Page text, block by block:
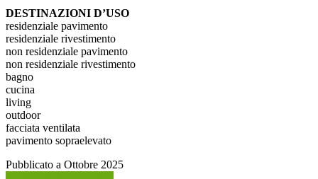
DESTINAZIONI D’USO
residenziale pavimento
residenziale rivestimento
non residenziale pavimento
non residenziale rivestimento
bagno
cucina
living
outdoor
facciata ventilata
pavimento sopraelevato
Pubblicato a Ottobre 2025